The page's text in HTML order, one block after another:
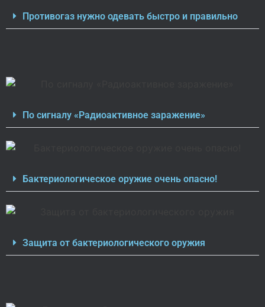
Противогаз нужно одевать быстро и правильно
По сигналу «Радиоактивное заражение»
Бактериологическое оружие очень опасно!
Защита от бактериологического оружия